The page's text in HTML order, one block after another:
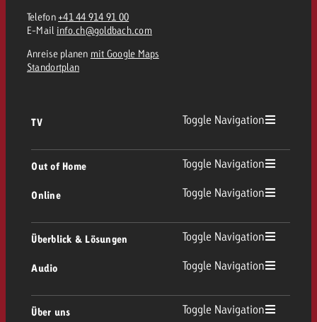
Telefon +41 44 914 91 00
E-Mail info.ch@goldbach.com
Anreise planen mit Google Maps
Standortplan
TV Toggle Navigation
Werberichtlinien
Out of Home Toggle Navigation
Out of Home Übersicht
Plakatwerbung
Digital Out of Home
Online Toggle Navigation
Überblick & Lösungen Toggle Navigation
Beratung & Crossmedia
Audio Toggle Navigation
Über uns Toggle Navigation